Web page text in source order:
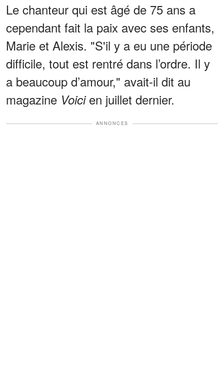
Le chanteur qui est âgé de 75 ans a
cependant fait la paix avec ses enfants,
Marie et Alexis. "S'il y a eu une période
diffi­­cile, tout est rentré dans l’ordre. Il y
a beau­­coup d’amour," avait-il dit au
magazine Voicien juillet dernier.
ANNONCES